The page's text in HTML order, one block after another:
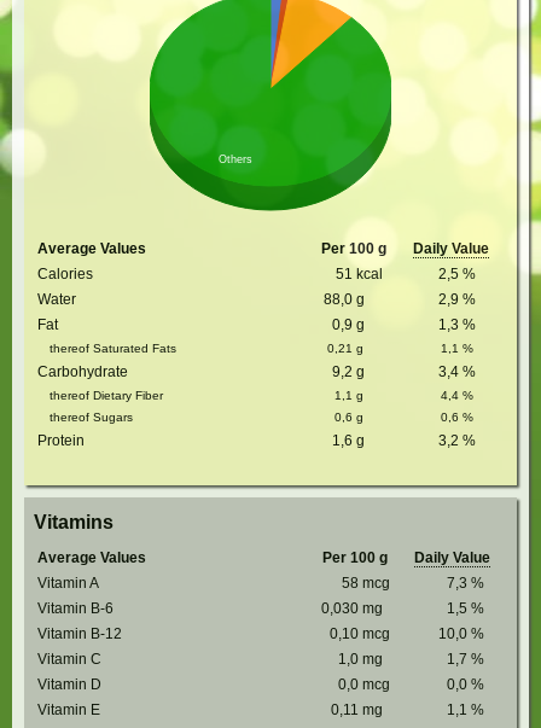
Others
Average Values Per 100 g
Daily Value
Calories
51 kcal 2,5 %
Water
88,0 g 2,9 %
Fat
0,9 g 1,3 %
thereof Saturated Fats 0,21 g 1,1 %
Carbohydrate 9,2 g 3,4 %
thereof Dietary Fiber 1,1 g 4,4 %
thereof Sugars
0,6 g 0,6 %
Protein 1,6 g 3,2 %
Vitamins
Average Values Per 100 g
Daily Value
Vitamin A
58 mcg 7,3 %
Vitamin B-6
0,030 mg 1,5 %
Vitamin B-12
0,10 mcg 10,0 %
Vitamin C
1,0 mg 1,7 %
Vitamin D
0,0 mcg 0,0 %
Vitamin E
0,11 mg 1,1 %